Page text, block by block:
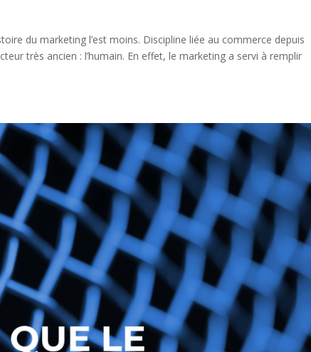
du marketing l’est moins. Discipline liée au commerce depuis
très ancien : l’humain. En effet, le marketing a servi à remplir